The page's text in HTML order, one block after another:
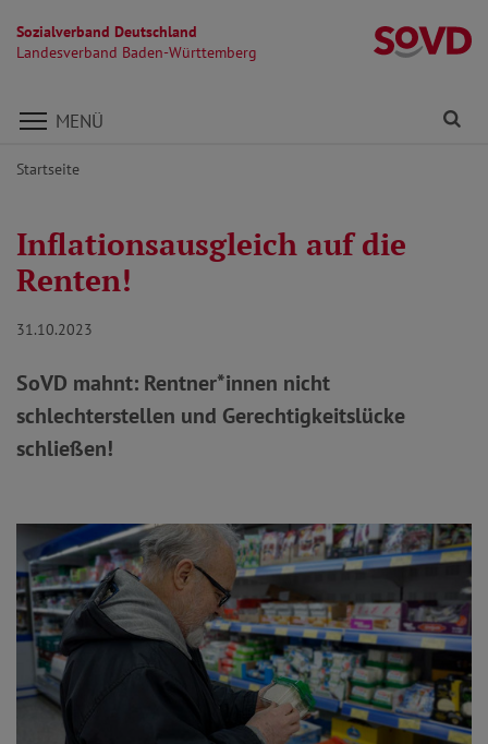
Sozialverband Deutschland
Landesverband Baden-Württemberg
Direkt zu den Inhalten springen
MENÜ
Startseite
Inflationsausgleich auf die
Renten!
31.10.2023
SoVD mahnt: Rentner*innen nicht
schlechterstellen und Gerechtigkeitslücke
schließen!